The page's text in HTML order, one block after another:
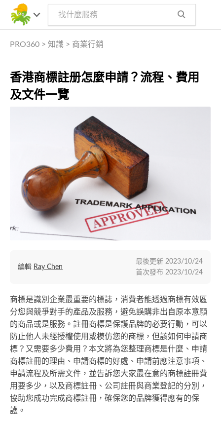
PRO360 > 知識 > 商業行銷
香港商標註册怎麼申請？流程、費用
及文件一覽
商標是識別企業最重要的標誌，消費者能透過商標有效區
分您與競爭對手的產品及服務，避免誤購非出自原本意願
的商品或是服務。註冊商標是保護品牌的必要行動，可以
防止他人未經授權使用或模仿您的商標，但該如何申請商
標？又需要多少費用？本文將為您整理商標是什麼、申請
商標註冊的理由、申請商標的好處、申請前應注意事項、
申請流程及所需文件，並告訴您大家最在意的商標註冊費
用要多少，以及商標註冊、公司註冊與商業登記的分別，
協助您成功完成商標註冊，確保您的品牌獲得應有的保
護。
編輯 Ray Chen
最後更新 2023/10/24
首次發布 2023/10/24